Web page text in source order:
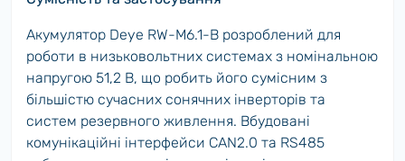
Акумулятор Deye RW-M6.1-B розроблений для
роботи в низьковольтних системах з номінальною
напругою 51,2 В, що робить його сумісним з
більшістю сучасних сонячних інверторів та
систем резервного живлення. Вбудовані
комунікаційні інтерфейси CAN2.0 та RS485